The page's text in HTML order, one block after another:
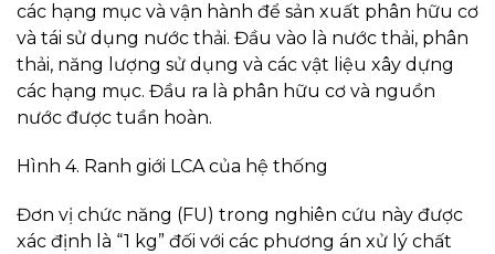
các hạng mục và vận hành để sản xuất phân hữu cơ
và tái sử dụng nước thải. Đầu vào là nước thải, phân
thải, năng lượng sử dụng và các vật liệu xây dựng
các hạng mục. Đầu ra là phân hữu cơ và nguồn
nước được tuần hoàn.
Hình 4. Ranh giới LCA của hệ thống
Đơn vị chức năng (FU) trong nghiên cứu này được
xác định là “1 kg” đối với các phương án xử lý chất